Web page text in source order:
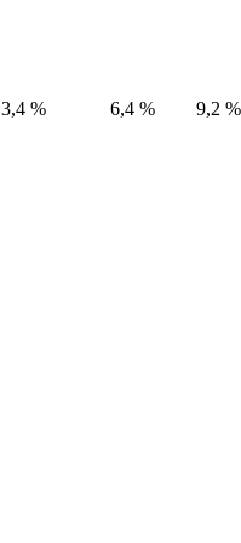
3,4 % 6,4 % 9,2 %